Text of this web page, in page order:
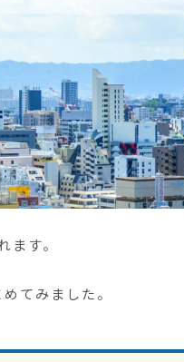
す。
てみました。